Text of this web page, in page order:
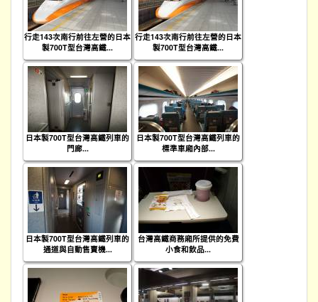
行走143次南行前往左營的日本
製700T型台灣高鐵...
行走143次南行前往左營的日本
製700T型台灣高鐵...
日本製700T型台灣高鐵列車的
門廊...
日本製700T型台灣高鐵列車的
標準車廂內部...
日本製700T型台灣高鐵列車的
通道與自動售賣機...
台灣高鐵商務廂所提供的免費
小食和飲品...